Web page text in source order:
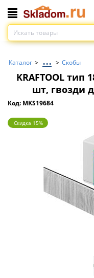
Каталог > ... > Скобы
KRAFTOOL тип
шт, гвозди
Код: MKS19684
Скидка 15%